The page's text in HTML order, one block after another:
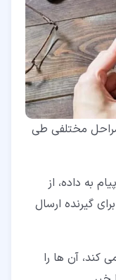
مراحل مختلفی طی
به داده، از
گیرنده ارسال
کند، آن ها را